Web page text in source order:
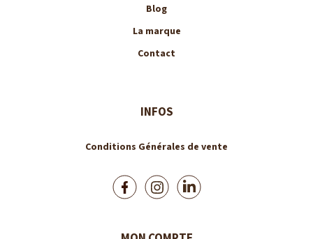
Blog
La marque
Contact
INFOS
Conditions Générales de vente